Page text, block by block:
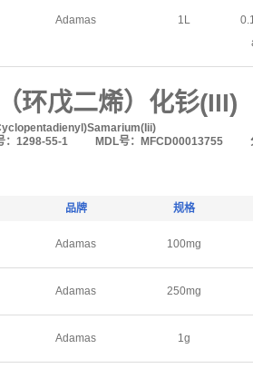
Adamas 1L
环戊二烯）化钐(III)
：1298-55-1
MDL号：MFCD00013755
品牌 规格
Adamas 100mg
Adamas 250mg
Adamas 1g